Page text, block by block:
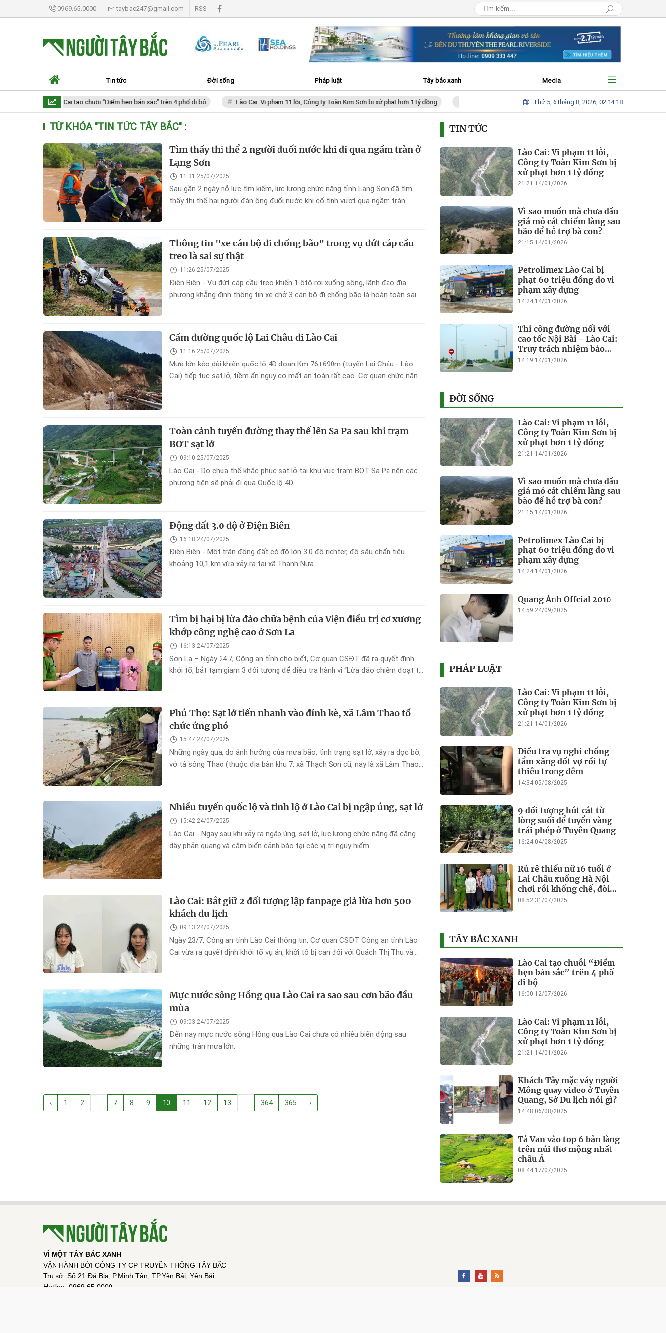
0969.65.0000 taybac247@gmail.com RSS
Lào Cai tạo chuỗi “Điểm hẹn bản sắc” trên 4 phố đi bộ Lào Cai: Vi phạm 11 lỗi, Công ty Toàn Kim Sơn bị xử phạt hơn 1 tỷ đồng Vì sao muốn mà chưa đấu giá mỏ cát chiếm làng sau bão để hỗ trợ bà
Thứ 5, 6 tháng 8, 2026, 02:14:19
Tin tức Đời sống Pháp luật Tây bắc xanh Media
TỪ KHÓA "TIN TỨC TÂY BẮC" :
Tìm thấy thi thể 2 người đuối nước khi đi qua ngầm tràn ở
Lạng Sơn
11:31 25/07/2025
Sau gần 2 ngày nỗ lực tìm kiếm, lực lượng chức năng tỉnh Lạng Sơn đã tìm
thấy thi thể hai người đàn ông đuối nước khi cố tình vượt qua ngầm tràn.
Thông tin "xe cán bộ đi chống bão" trong vụ đứt cáp cầu
treo là sai sự thật
11:26 25/07/2025
Điện Biên - Vụ đứt cáp cầu treo khiến 1 ôtô rơi xuống sông, lãnh đạo địa
phương khẳng định thông tin xe chở 3 cán bộ đi chống bão là hoàn toàn sai
Cấm đường quốc lộ Lai Châu đi Lào Cai
11:16 25/07/2025
Mưa lớn kéo dài khiến quốc lộ 4D đoạn Km 76+690m (tuyến Lai Châu - Lào
Cai) tiếp tục sạt lở, tiềm ẩn nguy cơ mất an toàn rất cao. Cơ quan chức năng
Toàn cảnh tuyến đường thay thế lên Sa Pa sau khi trạm
BOT sạt lở
09:10 25/07/2025
Lào Cai - Do chưa thể khắc phục sạt lở tại khu vực trạm BOT Sa Pa nên các
phương tiện sẽ phải đi qua Quốc lộ 4D.
Động đất 3.0 độ ở Điện Biên
16:18 24/07/2025
Điện Biên - Một trận động đất có độ lớn 3.0 độ richter, độ sâu chấn tiêu
khoảng 10,1 km vừa xảy ra tại xã Thanh Nưa.
Tìm bị hại bị lừa đảo chữa bệnh của Viện điều trị cơ xương
khớp công nghệ cao ở Sơn La
16:13 24/07/2025
Sơn La – Ngày 24.7, Công an tỉnh cho biết, Cơ quan CSĐT đã ra quyết định
khởi tố, bắt tạm giam 3 đối tượng để điều tra hành vi “Lừa đảo chiếm đoạt tài
Phú Thọ: Sạt lở tiến nhanh vào đỉnh kè, xã Lâm Thao tổ
chức ứng phó
15:47 24/07/2025
Những ngày qua, do ảnh hưởng của mưa bão, tình trạng sạt lở, xảy ra dọc bờ,
vở tả sông Thao (thuộc địa bàn khu 7, xã Thạch Sơn cũ, nay là xã Lâm Thao)
Nhiều tuyến quốc lộ và tỉnh lộ ở Lào Cai bị ngập úng, sạt lở
15:42 24/07/2025
Lào Cai - Ngay sau khi xảy ra ngập úng, sạt lở, lực lượng chức năng đã căng
dây phản quang và cắm biển cảnh báo tại các vị trí nguy hiểm.
Lào Cai: Bắt giữ 2 đối tượng lập fanpage giả lừa hơn 500
khách du lịch
09:13 24/07/2025
Ngày 23/7, Công an tỉnh Lào Cai thông tin, Cơ quan CSĐT Công an tỉnh Lào
Cai vừa ra quyết định khởi tố vụ án, khởi tố bị can đối với Quách Thị Thu và
Mực nước sông Hồng qua Lào Cai ra sao sau cơn bão đầu
mùa
09:03 24/07/2025
Đến nay mực nước sông Hồng qua Lào Cai chưa có nhiều biến động sau
những trận mưa lớn.
‹ 1 2 7 8 9 10 11 12 13 364 365 ›
TIN TỨC
Lào Cai: Vi phạm 11 lỗi,
Công ty Toàn Kim Sơn bị
xử phạt hơn 1 tỷ đồng
21:21 14/01/2026
Vì sao muốn mà chưa đấu
giá mỏ cát chiếm làng sau
bão để hỗ trợ bà con?
21:15 14/01/2026
Petrolimex Lào Cai bị
phạt 60 triệu đồng do vi
phạm xây dựng
14:24 14/01/2026
Thi công đường nối với
cao tốc Nội Bài - Lào Cai:
Truy trách nhiệm bảo
lãnh khi Duy Bảo chậm
14:19 14/01/2026
ĐỜI SỐNG
Lào Cai: Vi phạm 11 lỗi,
Công ty Toàn Kim Sơn bị
xử phạt hơn 1 tỷ đồng
21:21 14/01/2026
Vì sao muốn mà chưa đấu
giá mỏ cát chiếm làng sau
bão để hỗ trợ bà con?
21:15 14/01/2026
Petrolimex Lào Cai bị
phạt 60 triệu đồng do vi
phạm xây dựng
14:24 14/01/2026
Quang Ánh Offcial 2010
14:59 24/09/2025
PHÁP LUẬT
Lào Cai: Vi phạm 11 lỗi,
Công ty Toàn Kim Sơn bị
xử phạt hơn 1 tỷ đồng
21:21 14/01/2026
Điều tra vụ nghi chồng
tẩm xăng đốt vợ rồi tự
thiêu trong đêm
14:34 05/08/2025
9 đối tượng hút cát từ
lòng suối để tuyển vàng
trái phép ở Tuyên Quang
16:24 04/08/2025
Rủ rê thiếu nữ 16 tuổi ở
Lai Châu xuống Hà Nội
chơi rồi khống chế, đòi
tiền chuộc
08:52 31/07/2025
TÂY BẮC XANH
Lào Cai tạo chuỗi “Điểm
hẹn bản sắc” trên 4 phố
đi bộ
16:00 12/07/2026
Lào Cai: Vi phạm 11 lỗi,
Công ty Toàn Kim Sơn bị
xử phạt hơn 1 tỷ đồng
21:21 14/01/2026
Khách Tây mặc váy người
Mông quay video ở Tuyên
Quang, Sở Du lịch nói gì?
14:48 06/08/2025
Tả Van vào top 6 bản làng
trên núi thơ mộng nhất
châu Á
08:44 17/07/2025
VÌ MỘT TÂY BẮC XANH
VẬN HÀNH BỞI CÔNG TY CP TRUYỀN THÔNG TÂY BẮC
Trụ sở: Số 21 Đá Bia, P.Minh Tân, TP.Yên Bái, Yên Bái
Hotline: 0969.65.0000